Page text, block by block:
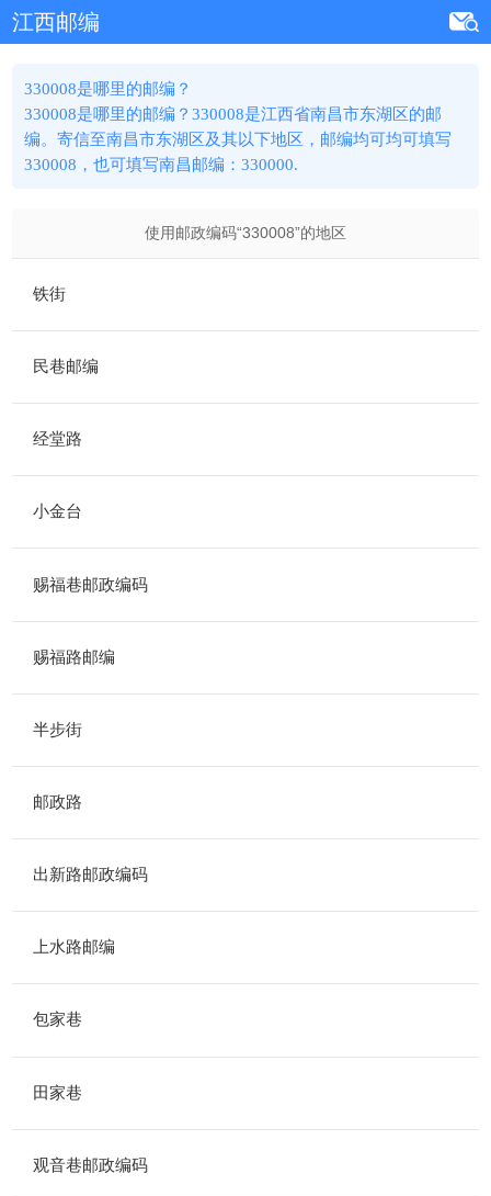
江西邮编
330008是哪里的邮编？
330008是哪里的邮编？330008是江西省南昌市东湖区的邮
编。寄信至南昌市东湖区及其以下地区，邮编均可均可填写
330008，也可填写南昌邮编：330000.
使用邮政编码“330008”的地区
铁街
民巷邮编
经堂路
小金台
赐福巷邮政编码
赐福路邮编
半步街
邮政路
出新路邮政编码
上水路邮编
包家巷
田家巷
观音巷邮政编码